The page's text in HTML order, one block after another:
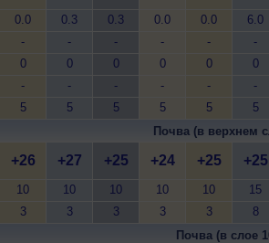
0.0
-
0
-
5
0.3
-
0
-
5
0.3
-
0
-
5
0.0
-
0
-
5
0.0
-
0
-
5
6.0
-
0
-
5
Почва (в верхнем
+26
10
3
+27
10
3
+25
10
3
+24
10
3
+25
10
3
+25
15
8
Почва (в слое